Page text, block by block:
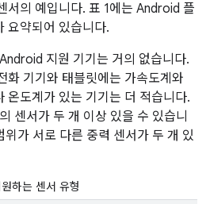
서의 예입니다. 표 1에는 Android 플
요약되어 있습니다.
지원 기기는 거의 없습니다.
화 기기와 태블릿에는 가속도계와
온도계가 있는 기기는 더 적습니다.
센서가 두 개 이상 있을 수 있습니
가 서로 다른 중력 센서가 두 개 있
하는 센서 유형